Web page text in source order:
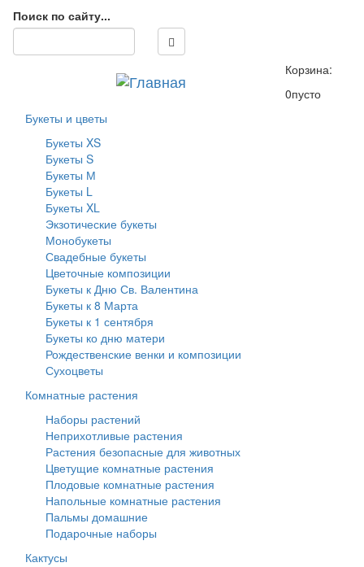
Поиск по сайту...
Корзина:
0пусто
Букеты и цветы
Букеты XS
Букеты S
Букеты М
Букеты L
Букеты XL
Экзотические букеты
Монобукеты
Свадебные букеты
Цветочные композиции
Букеты к Дню Св. Валентина
Букеты к 8 Марта
Букеты к 1 сентября
Букеты ко дню матери
Рождественские венки и композиции
Сухоцветы
Комнатные растения
Наборы растений
Неприхотливые растения
Растения безопасные для животных
Цветущие комнатные растения
Плодовые комнатные растения
Напольные комнатные растения
Пальмы домашние
Подарочные наборы
Кактусы